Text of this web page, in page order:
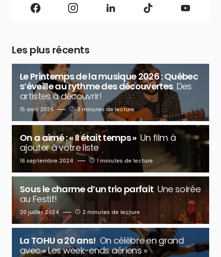
Les plus récents
Le Printemps de la musique 2026 : Québec
s’éveille au rythme des découvertes Des
artistes à découvrir!
15 avril 2026 3 minutes de lecture
On a aimé : « Il était temps » Un film à
ajouter à votre liste
16 septembre 2024 1 minutes de lecture
Sous le charme d’un trio parfait Une soirée
au Festif!
20 juillet 2024 2 minutes de lecture
La TOHU a 20 ans! On célèbre en grand
avec « Les week-ends aériens »